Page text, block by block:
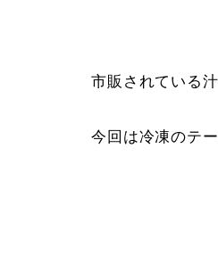
市販されている
今回は冷凍のテ